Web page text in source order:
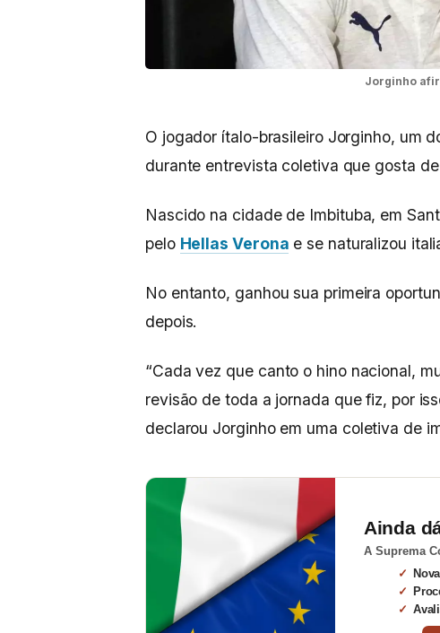
Jorginho
O jogador ítalo-brasileiro Jorginho, um
durante entrevista coletiva que gosta
Nascido na cidade de Imbituba, em
pelo Hellas Verona e se naturalizou
No entanto, ganhou sua primeira
depois.
“Cada vez que canto o hino nacional,
revisão de toda a jornada que fiz, por
declarou Jorginho em uma coletiva de
Ainda
A Suprema